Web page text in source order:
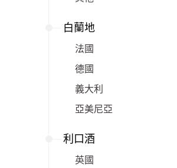
白蘭地
法國
德國
義大利
亞美尼亞
利口酒
英國